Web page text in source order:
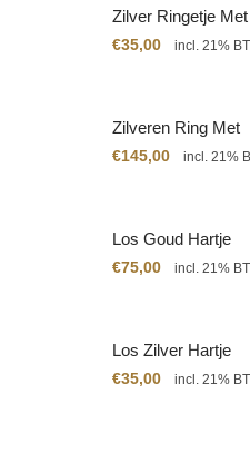
Zilver Ringetje
€35,00 incl. 21%
Zilveren Ring Met
Citrien
€145,00 incl. 21%
Los Goud Hartje
€75,00 incl. 21%
Los Zilver Hartje
€35,00 incl. 21%